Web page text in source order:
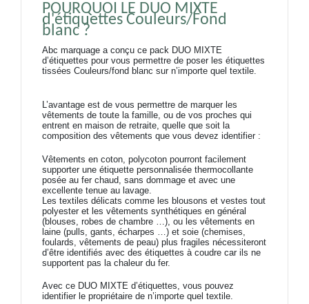
POURQUOI LE DUO MIXTE
d'étiquettes Couleurs/Fond
blanc ?
Abc marquage a conçu ce pack DUO MIXTE
d’étiquettes pour vous permettre de poser les étiquettes
tissées Couleurs/fond blanc sur n’importe quel textile.
L’avantage est de vous permettre de marquer les
vêtements de toute la famille, ou de vos proches qui
entrent en maison de retraite, quelle que soit la
composition des vêtements que vous devez identifier :
Vêtements en coton, polycoton pourront facilement
supporter une étiquette personnalisée thermocollante
posée au fer chaud, sans dommage et avec une
excellente tenue au lavage.
Les textiles délicats comme les blousons et vestes tout
polyester et les vêtements synthétiques en général
(blouses, robes de chambre …), ou les vêtements en
laine (pulls, gants, écharpes …) et soie (chemises,
foulards, vêtements de peau) plus fragiles nécessiteront
d’être identifiés avec des étiquettes à coudre car ils ne
supportent pas la chaleur du fer.
Avec ce DUO MIXTE d’étiquettes, vous pouvez
identifier le propriétaire de n’importe quel textile.